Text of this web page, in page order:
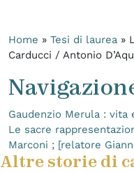
Home » Tesi di laurea »
Carducci / Antonio
Gaudenzio Merula :
Le sacre
Marconi ; [relatore
Altre storie di